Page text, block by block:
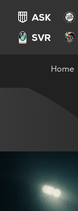
ASK
SVR
Home